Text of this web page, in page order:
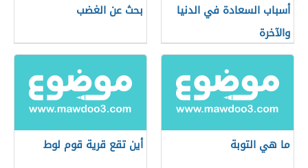
أسباب السعادة في الدنيا
والآخرة
بحث عن الغضب
ما هي التوبة أين تقع قرية قوم لوط